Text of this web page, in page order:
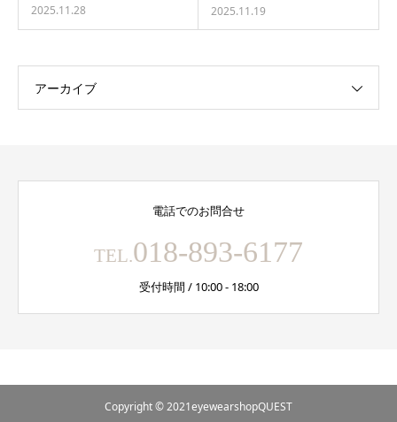
2025.11.28 2025.11.19
アーカイブ
電話でのお問合せ
TEL.018-893-6177
受付時間 / 10:00 - 18:00
Copyright © 2021eyewearshopQUEST